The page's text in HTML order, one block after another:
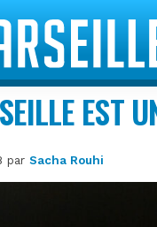
EST
parSacha Rouhi